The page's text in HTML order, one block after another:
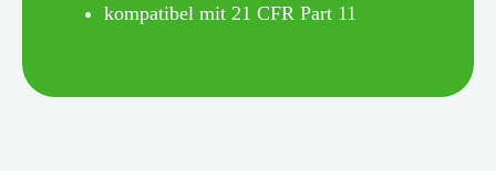
kompatibel mit 21 CFR Part 11